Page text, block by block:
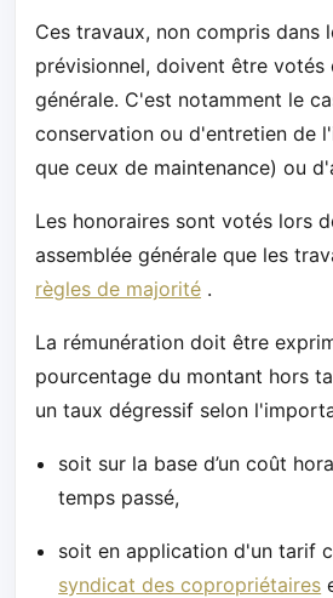
Ces travaux, non compris dans
prévisionnel, doivent être votés
générale. C'est notamment le
conservation ou d'entretien de
que ceux de maintenance) ou
Les honoraires sont votés lors
assemblée générale que les
règles de majorité .
La rémunération doit être
pourcentage du montant hors
un taux dégressif selon
soit sur la base d’un coût
temps passé,
soit en application d'un tarif
syndicat des copropriétaires